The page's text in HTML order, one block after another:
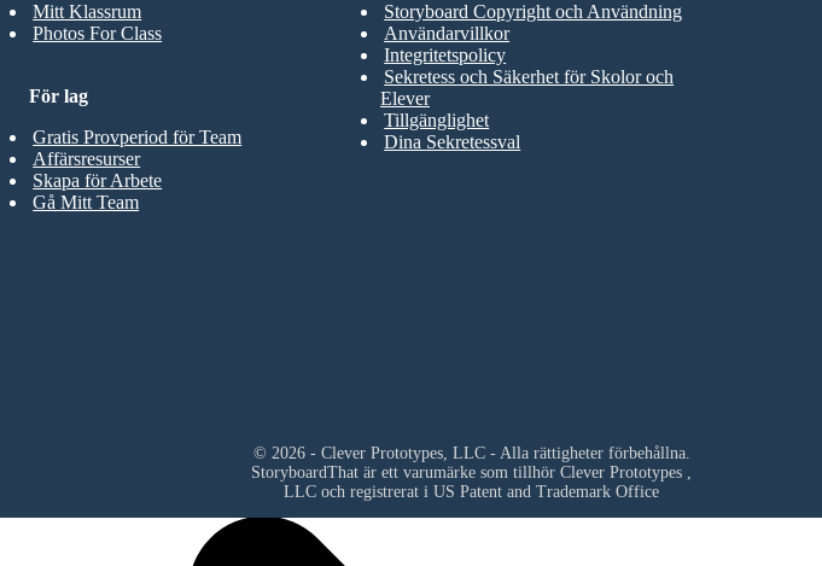
Mitt Klassrum
Photos For Class
För lag
Gratis Provperiod för Team
Affärsresurser
Skapa för Arbete
Gå Mitt Team
Storyboard Copyright och Användning
Användarvillkor
Integritetspolicy
Sekretess och Säkerhet för Skolor och
Elever
Tillgänglighet
Dina Sekretessval
© 2026 - Clever Prototypes, LLC - Alla rättigheter förbehållna.
StoryboardThat är ett varumärke som tillhör Clever Prototypes ,
LLC och registrerat i US Patent and Trademark Office